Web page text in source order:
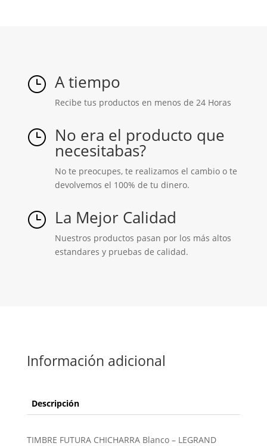
} A tiempo
Recibe tus productos en menos de 24 Horas
} No era el producto que
necesitabas?
No te preocupes, te realizamos el cambio o te
devolvemos el 100% de tu dinero.
} La Mejor Calidad
Nuestros productos pasan por los más altos
estandares y pruebas de calidad.
Información adicional
Descripción
TIMBRE FUTURA CHICHARRA Blanco – LEGRAND